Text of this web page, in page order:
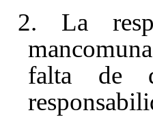
2. La
falta de